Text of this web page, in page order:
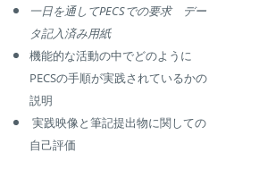
一日を通してPECSでの要求 デー
タ記入済み用紙
機能的な活動の中でどのように
PECSの手順が実践されているかの
説明
実践映像と筆記提出物に関しての
自己評価